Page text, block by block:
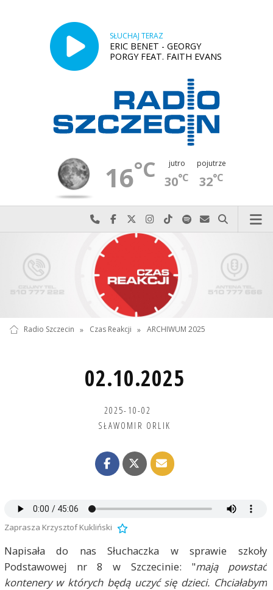
SŁUCHAJ TERAZ
ERIC BENET - GEORGY
PORGY FEAT. FAITH EVANS
16°C jutro
30°C
pojutrze
32°C
Najlepiej po prostu do nas zadzwoń
Odwiedź nas na Facebook-u
Odwiedź nas na X
Odwiedź nas na Instagram-ie
Odwiedź nas na TikTok-u
Szukaj nas na Spotify
Wyślij do nas
Szukaj
Radio Szczecin » Czas Reakcji » ARCHIWUM 2025
02.10.2025
2025-10-02
SŁAWOMIR ORLIK
Zaprasza Krzysztof Kukliński
Napisała do nas Słuchaczka w sprawie szkoły
Podstawowej nr 8 w Szczecinie: "mają powstać
kontenery w których będą uczyć się dzieci. Chciałabym